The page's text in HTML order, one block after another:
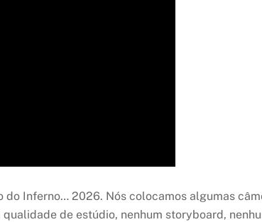
do Inferno… 2026. Nós colocamos algumas
de estúdio, nenhum storyboard,